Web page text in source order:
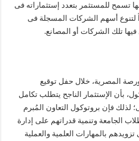
تسمح للمستثمر بتعدد إستثماراته فى
لتنوع أسهم الشركات المسجلة فى
تلك الشركات أو المصانع.
المصرية، خلال حفل توقيع
بأن الإستثمار الناجح يتطلب تكامل
لذلك فإن بروتوكول التعاون المُبرم
الجامعة وتنمية قدراتهم على إدارة
بالمهارات العلمية والعملية